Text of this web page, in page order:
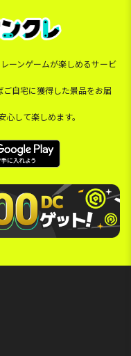
ーンゲームが楽しめるサービ
自宅に獲得した景品をお届
して楽しめます。